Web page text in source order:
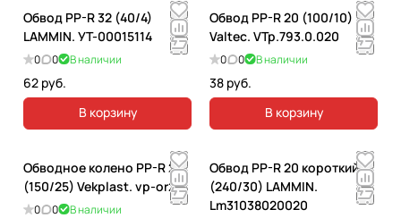
Обвод PP-R 32 (40/4)
LAMMIN. УТ-00015114
0 0 В наличии
62 руб.
В корзину
Обвод PP-R 20 (100/10)
Valtec. VTp.793.0.020
0 0 В наличии
38 руб.
В корзину
Обводное колено PP-R 25
(150/25) Vekplast. vp-or25
0 0 В наличии
Обвод PP-R 20 короткий
(240/30) LAMMIN.
Lm31038020020